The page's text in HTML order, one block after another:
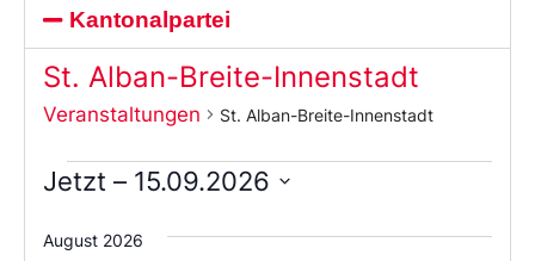
Kantonalpartei
St. Alban-Breite-Innenstadt
Veranstaltungen St. Alban-Breite-Innenstadt
Jetzt – 15.09.2026
Sie
das
August 2026